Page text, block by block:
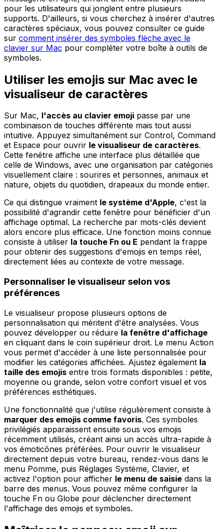
pour les utilisateurs qui jonglent entre plusieurs
supports. D'ailleurs, si vous cherchez à insérer d'autres
caractères spéciaux, vous pouvez consulter ce guide
sur comment insérer des symboles flèche avec le
clavier sur Mac pour compléter votre boîte à outils de
symboles.
Utiliser les emojis sur Mac avec le
visualiseur de caractères
Sur Mac, l'accès au clavier emoji passe par une
combinaison de touches différente mais tout aussi
intuitive. Appuyez simultanément sur Control, Command
et Espace pour ouvrir le visualiseur de caractères.
Cette fenêtre affiche une interface plus détaillée que
celle de Windows, avec une organisation par catégories
visuellement claire : sourires et personnes, animaux et
nature, objets du quotidien, drapeaux du monde entier.
Ce qui distingue vraiment le système d'Apple, c'est la
possibilité d'agrandir cette fenêtre pour bénéficier d'un
affichage optimal. La recherche par mots-clés devient
alors encore plus efficace. Une fonction moins connue
consiste à utiliser la touche Fn ou E pendant la frappe
pour obtenir des suggestions d'emojis en temps réel,
directement liées au contexte de votre message.
Personnaliser le visualiseur selon vos
préférences
Le visualiseur propose plusieurs options de
personnalisation qui méritent d'être analysées. Vous
pouvez développer ou réduire la fenêtre d'affichage
en cliquant dans le coin supérieur droit. Le menu Action
vous permet d'accéder à une liste personnalisée pour
modifier les catégories affichées. Ajustez également la
taille des emojis entre trois formats disponibles : petite,
moyenne ou grande, selon votre confort visuel et vos
préférences esthétiques.
Une fonctionnalité que j'utilise régulièrement consiste à
marquer des emojis comme favoris. Ces symboles
privilégiés apparaissent ensuite sous vos emojis
récemment utilisés, créant ainsi un accès ultra-rapide à
vos émoticônes préférées. Pour ouvrir le visualiseur
directement depuis votre bureau, rendez-vous dans le
menu Pomme, puis Réglages Système, Clavier, et
activez l'option pour afficher le menu de saisie dans la
barre des menus. Vous pouvez même configurer la
touche Fn ou Globe pour déclencher directement
l'affichage des emojis et symboles.